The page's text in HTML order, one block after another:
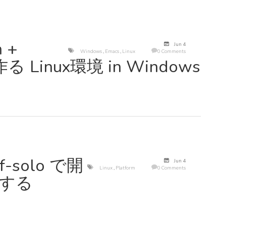
Jun 4
Windows, Emacs, Linux 0 Comments
+
る Linux環境 in Windows
Jun 4
Linux, Platform 0 Comments
solo で開
る